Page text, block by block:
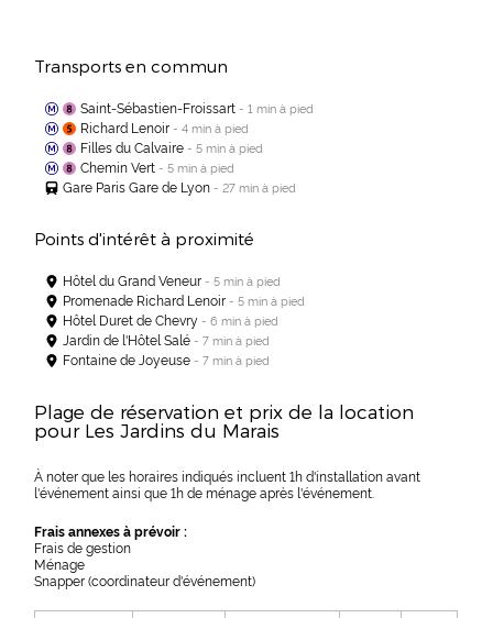
Transports en commun
Saint-Sébastien-Froissart - 1 min à pied
Richard Lenoir - 4 min à pied
Filles du Calvaire - 5 min à pied
Chemin Vert - 5 min à pied
Gare Paris Gare de Lyon - 27 min à pied
Points d'intérêt à proximité
Hôtel du Grand Veneur - 5 min à pied
Promenade Richard Lenoir - 5 min à pied
Hôtel Duret de Chevry - 6 min à pied
Jardin de l'Hôtel Salé - 7 min à pied
Fontaine de Joyeuse - 7 min à pied
Plage de réservation et prix de la location
pour Les Jardins du Marais
À noter que les horaires indiqués incluent 1h d'installation avant
l'événement ainsi que 1h de ménage après l'événement.
Frais annexes à prévoir :
Frais de gestion
Ménage
Snapper (coordinateur d'événement)